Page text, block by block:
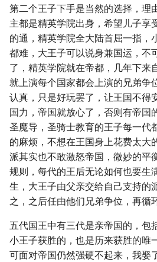
第二个王子下手是当然的选择，理
主都是精英学院出身，希望儿子享
的通，精英学院全大陆首屈一指，
都难，大王子可以说身兼国运，不
了，精英学院就在帝都，几年下来
就上演每个国家都会上演的兄弟争
认真，只是好玩罢了，让王国不得
国力，帝国就放心了，否则有帝国
圣魔导，圣骑士教育的王子每一代
的麻烦，不想在王国身上花费太大
派其实也不敢激怒帝国，微妙的平
规则，每代的王后无论如何也要生
生，大王子由父亲交给自己支持的
之，之后任由他们兄弟争位，再循
五代国王中有三代是亲帝国的，包
小王子获胜的，也是历来获胜的唯
可面对帝国仍然强硬不起来，我娶